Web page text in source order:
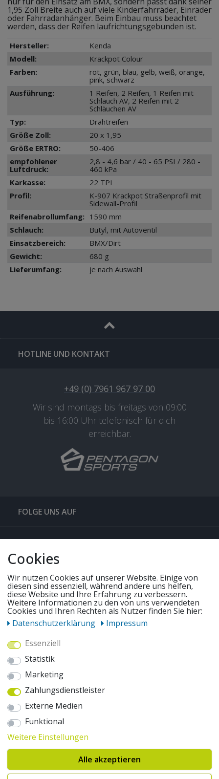
1,95 Zoll Breite auch auf viele Kinderfahrräder, Einräder
oder Fahrradanhänger. Beim Einbau muss beachtet
werden, dass der Reifen laufrichtungsgebunden ist.
Hersteller:
Kenda
Modell:
Krackpot Colour
Farben:
rot, grün, blau, gelb, weiß, orange,
pink, schwarz
Ausführung:
1 Reifen, 2 Reifen, 1 Reifen mit
Schlauch AV, 2 Reifen mit 2
Schläuchen AV
Typ:
Drahtreifen
Größe Zoll:
20 x 1,95
Größe ERTRO:
50-406
empfohlener
Luftdruck:
2,8 - 4,6 bar / 40 - 65 PSI / 280 -
460 kPa
Karkasse:
22 TPI
Profil:
K-907 Krackpot Straßenprofil mit
Sidewall-Profil
Reifenabrollumfang: 1590 mm
Schlauch:
Butyl, mit Autoventil
Einsatzbereich:
BMX/Dirt
Gewicht:
680 g
Lieferumfang:
je nach Auswahl
HOTLINE UND KONTAKT
+49 (0) 7961 967 97 00
Wir sind montags bis freitags von 09:00
bis 16:00 Uhr telefonisch für dich
erreichbar.
FOLGE UNS AUF
QUICKLINKS & TIPPS
UNSERE ANGEBOTE
WIR VERSENDEN MIT
AUSZEICHNUNGEN & SICHERHEIT
© 2026 pentagonsports.de
Pentagon Sports GmbH & Co. KG
Daten­schutz­erklärung
Hinweise zur Batterieentsorgung
Cookie-Einstellungen ändern
Erklärung zur Barrierefreiheit
Cookies
Wir nutzen Cookies auf unserer Website. Einige von
diesen sind essenziell, während andere uns helfen,
diese Website und Ihre Erfahrung zu verbessern.
Weitere Informationen zu den von uns verwendeten
Cookies und Ihren Rechten als Nutzer finden Sie hier:
Daten­schutz­erklärung
Impressum
Essenziell
Statistik
Marketing
Zahlungsdienstleister
Externe Medien
Funktional
Weitere Einstellungen
Alle akzeptieren